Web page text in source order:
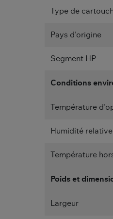
Type de
Pays d'origine
Segment HP
Conditions
Température
Humidité
Température
Poids et
Largeur